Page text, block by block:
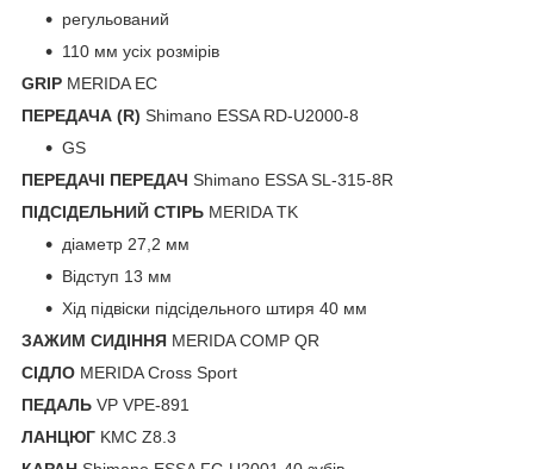
регульований
110 мм усіх розмірів
GRIP MERIDA EC
ПЕРЕДАЧА (R) Shimano ESSA RD-U2000-8
GS
ПЕРЕДАЧІ ПЕРЕДАЧ Shimano ESSA SL-315-8R
ПІДСІДЕЛЬНИЙ СТІРЬ MERIDA TK
діаметр 27,2 мм
Відступ 13 мм
Хід підвіски підсідельного штиря 40 мм
ЗАЖИМ СИДІННЯ MERIDA COMP QR
СІДЛО MERIDA Cross Sport
ПЕДАЛЬ VP VPE-891
ЛАНЦЮГ KMC Z8.3